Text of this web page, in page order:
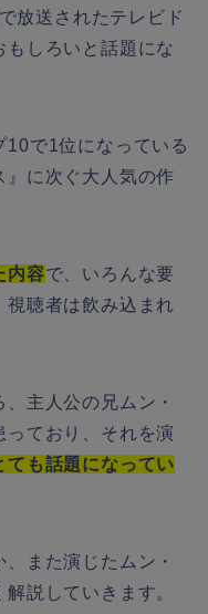
放送されたテレビド
もしろいと話題にな
10で1位になっている
』に次ぐ大人気の作
内容で、いろんな要
視聴者は飲み込まれ
主人公の兄ムン・
ており、それを演
ても話題になってい
また演じたムン・
説していきます。